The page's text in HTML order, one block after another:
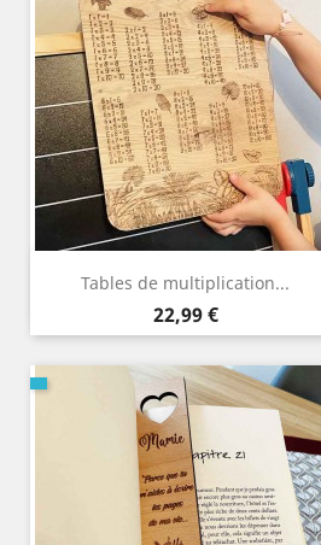
Tables de multiplication...
Prix
22,99 €